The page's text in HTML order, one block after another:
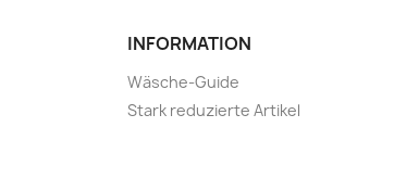
INFORMATION
Wäsche-Guide
Stark reduzierte Artikel